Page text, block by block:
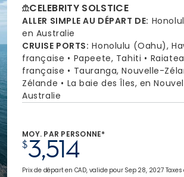
CELEBRITY SOLSTICE
ALLER SIMPLE AU DÉPART DE:
en Australie
CRUISE PORTS: Honolulu (Oahu),
française
Papeete, Tahiti
française
Tauranga, Nouvelle-
Zélande
La baie des Îles, en
Australie
MOY. PAR PERSONNE*
$3,514
Prix de départ en CAD, valide pour Sep 28, 2027